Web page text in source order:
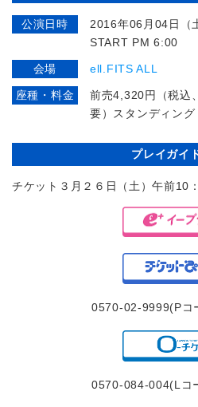
公演日時
2016年06月04日（
START PM 6:00
会場 ell.FITS ALL
座種・料金
前売4,320円（税込
要）スタンディン
プレイガイ
チケット３月２６日（土）午前10
0570-02-9999(Pコ
0570-084-004(Lコ